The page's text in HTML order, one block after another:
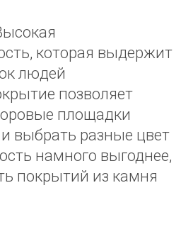
которая выдержит
людей
позволяет
площадки
выбрать разные цвет
намного выгоднее,
покрытий из камня